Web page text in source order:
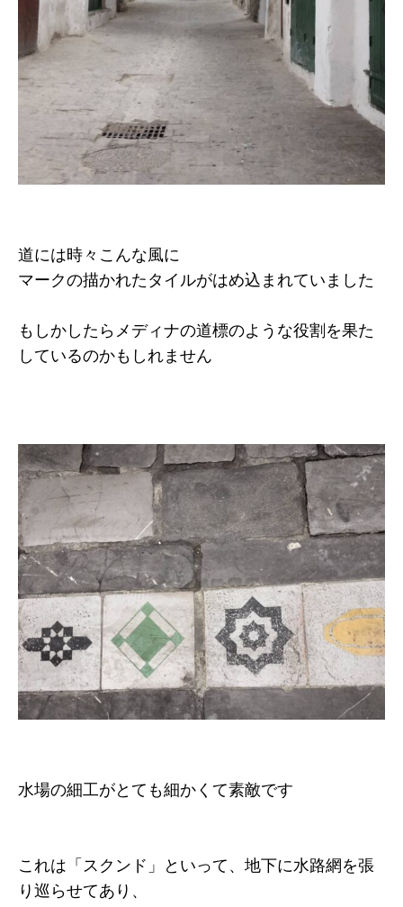
道には時々こんな風に
マークの描かれたタイルがはめ込まれていました
もしかしたらメディナの道標のような役割を果た
しているのかもしれません
水場の細工がとても細かくて素敵です
これは「スクンド」といって、地下に水路網を張
り巡らせてあり、